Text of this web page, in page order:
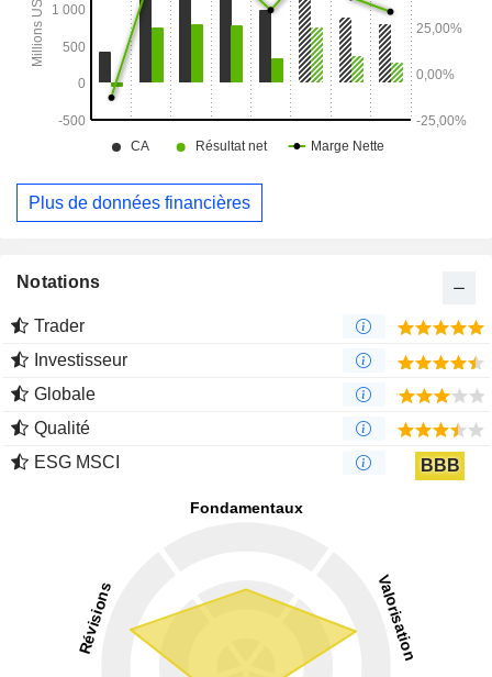
Plus de données financières
Notations
Trader
Investisseur
Globale
Qualité
ESG MSCI
BBB